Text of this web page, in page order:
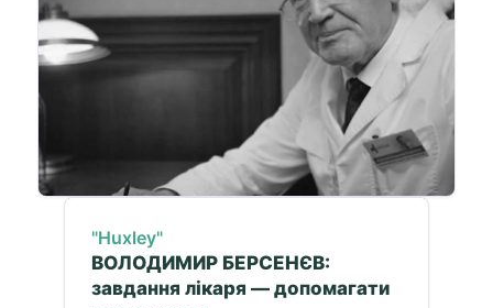
"Huxley"
ВОЛОДИМИР БЕРСЕНЄВ:
завдання лікаря — допомагати